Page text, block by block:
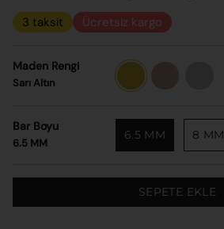
3 taksit Ücretsiz kargo
Maden Rengi
Sarı Altın
Sarı
Altın
Bar Boyu
6.5 MM
6.5 MM 8 MM
SEPETE EKLE